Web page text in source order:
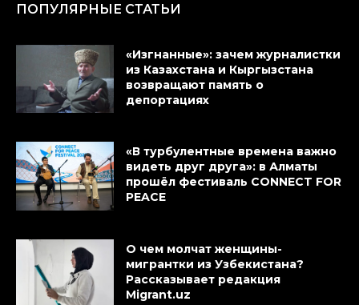
ПОПУЛЯРНЫЕ СТАТЬИ
«Изгнанные»: зачем журналистки
из Казахстана и Кыргызстана
возвращают память о
депортациях
«В турбулентные времена важно
видеть друг друга»: в Алматы
прошёл фестиваль CONNECT FOR
PEACE
О чем молчат женщины-
мигрантки из Узбекистана?
Рассказывает редакция
Migrant.uz